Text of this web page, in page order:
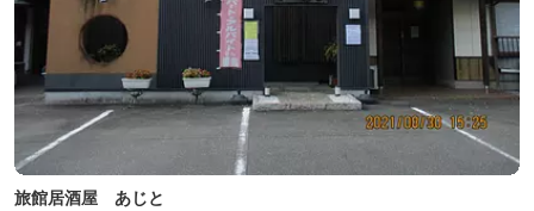
旅館居酒屋 あじと